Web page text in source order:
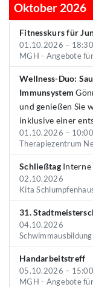
Oktober 2026
Fitnesskurs für
01.10.2026 – 18:30
MGH - Angebote
Wellness-Duo:
Immunsystem
und genießen Sie
inklusive einer
01.10.2026 – 10:00
Therapiezentrum
SchließtagInterne
02.10.2026
Kita
31.
04.10.2026
Schwimmausbildung
Handarbeitstreff
05.10.2026 – 15:00
MGH - Angebote